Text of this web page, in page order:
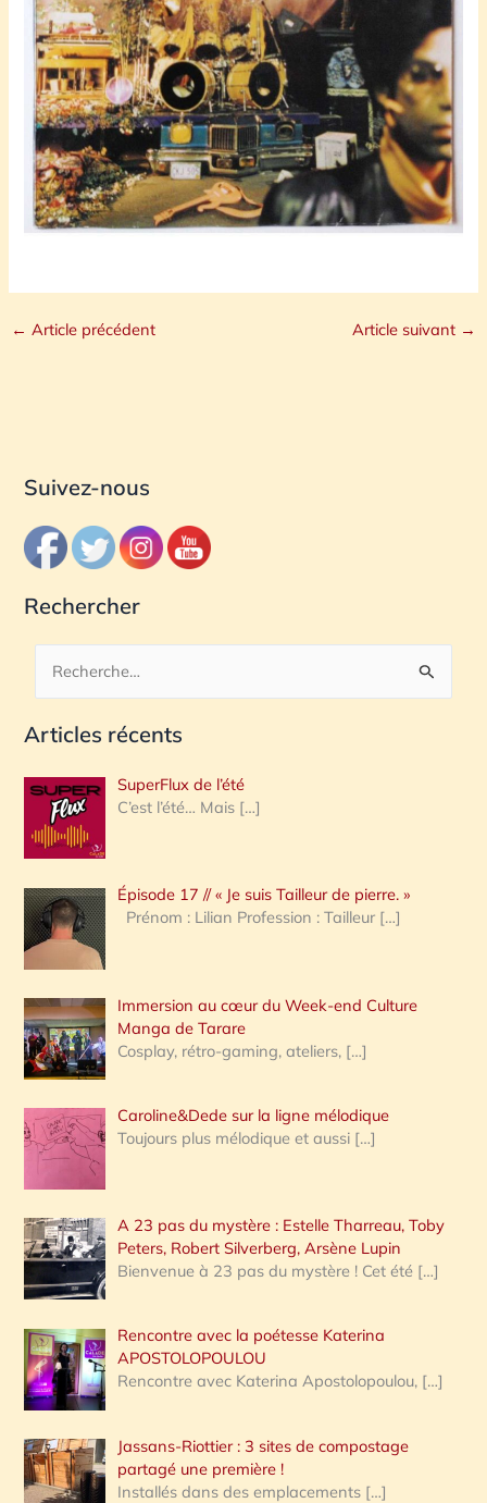
← Article précédent Article suivant →
Suivez-nous
Rechercher
c
e
r
c
h
e
:
Articles récents
SuperFlux de l’été
C’est l’été… Mais […]
Épisode 17 // « Je suis Tailleur de pierre. »
Prénom : Lilian Profession : Tailleur […]
Immersion au cœur du Week-end Culture
Manga de Tarare
Cosplay, rétro-gaming, ateliers, […]
Caroline&Dede sur la ligne mélodique
Toujours plus mélodique et aussi […]
A 23 pas du mystère : Estelle Tharreau, Toby
Peters, Robert Silverberg, Arsène Lupin
Bienvenue à 23 pas du mystère ! Cet été […]
Rencontre avec la poétesse Katerina
APOSTOLOPOULOU
Rencontre avec Katerina Apostolopoulou, […]
Jassans-Riottier : 3 sites de compostage
partagé une première !
Installés dans des emplacements […]